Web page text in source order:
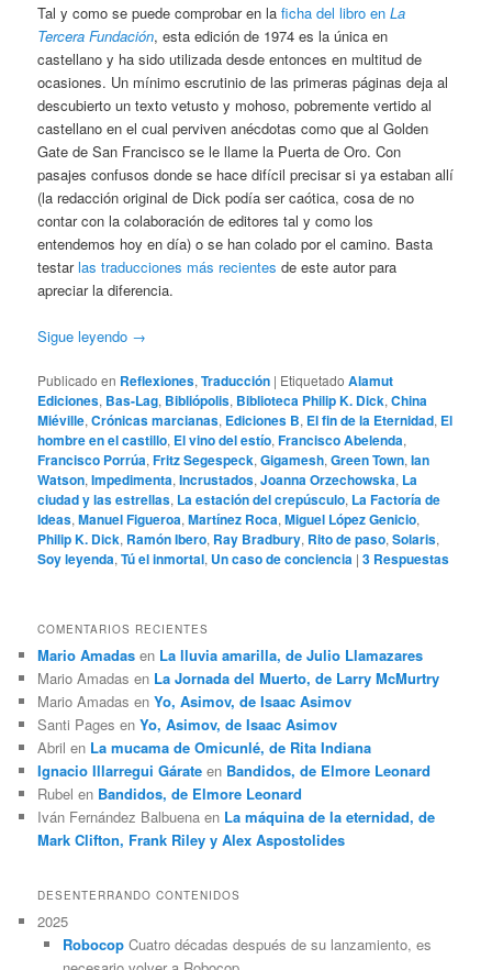
Tal y como se puede comprobar en laficha del libro enLa
Tercera Fundación, esta edición de 1974 es la única en
castellano y ha sido utilizada desde entonces en multitud de
ocasiones. Un mínimo escrutinio de las primeras páginas deja al
descubierto un texto vetusto y mohoso, pobremente vertido al
castellano en el cual perviven anécdotas como que al Golden
Gate de San Francisco se le llame la Puerta de Oro. Con
pasajes confusos donde se hace difícil precisar si ya estaban allí
(la redacción original de Dick podía ser caótica, cosa de no
contar con la colaboración de editores tal y como los
entendemos hoy en día) o se han colado por el camino. Basta
testarlas traducciones más recientes de este autor para
apreciar la diferencia.
Sigue leyendo →
Publicado en Reflexiones,Traducción | Etiquetado Alamut
Ediciones, Bas-Lag, Bibliópolis, Biblioteca Philip K. Dick,China
Miéville,Crónicas marcianas, Ediciones B, El fin de la Eternidad, El
hombre en el castillo, El vino del estío,Francisco Abelenda,
Francisco Porrúa,Fritz Segespeck,Gigamesh,Green Town,Ian
Watson,Impedimenta,Incrustados,Joanna Orzechowska, La
ciudad y las estrellas, La estación del crepúsculo, La Factoría de
Ideas,Manuel Figueroa,Martínez Roca,Miguel López Genicio,
Philip K. Dick, Ramón Ibero, Ray Bradbury, Rito de paso,Solaris,
Soy leyenda,Tú el inmortal, Un caso de conciencia |3 Respuestas
COMENTARIOS RECIENTES
Mario Amadas en La lluvia amarilla, de Julio Llamazares
Mario Amadas en La Jornada del Muerto, de Larry McMurtry
Mario Amadas enYo, Asimov, de Isaac Asimov
Santi Pages enYo, Asimov, de Isaac Asimov
Abril en La mucama de Omicunlé, de Rita Indiana
Ignacio Illarregui Gárate en Bandidos, de Elmore Leonard
Rubel en Bandidos, de Elmore Leonard
Iván Fernández Balbuena en La máquina de la eternidad, de
Mark Clifton, Frank Riley y Alex Aspostolides
DESENTERRANDO CONTENIDOS
2025
RobocopCuatro décadas después de su lanzamiento, es